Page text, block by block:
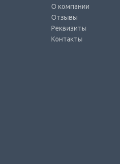
О компании
Отзывы
Реквизиты
Контакты